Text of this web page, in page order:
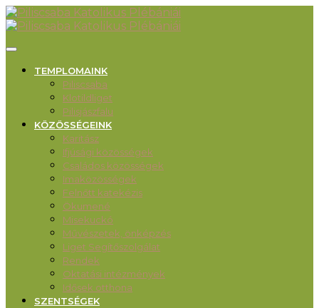
TEMPLOMAINK
Piliscsaba
Klotildliget
Pilisjászfalu
KÖZÖSSÉGEINK
Karitász
Ifjúsági közösségek
Családos közösségek
Imaközösségek
Felnőtt katekézis
Ökumené
Misekuckó
Művészetek, önképzés
Liget Segítőszolgálat
Rendek
Oktatási intézmények
Idősek otthona
SZENTSÉGEK